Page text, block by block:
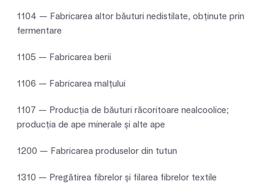
1104 — Fabricarea altor băuturi nedistilate, obţinute prin
fermentare
1105 — Fabricarea berii
1106 — Fabricarea malţului
1107 — Producţia de băuturi răcoritoare nealcoolice;
producţia de ape minerale şi alte ape
1200 — Fabricarea produselor din tutun
1310 — Pregătirea fibrelor şi filarea fibrelor textile